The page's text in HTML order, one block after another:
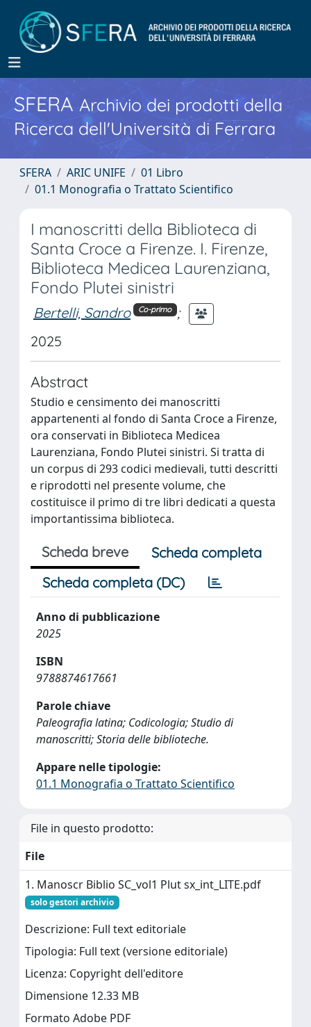
SFERA Archivio dei prodotti della
Ricerca dell'Università di Ferrara
SFERA ARIC UNIFE
01 Libro
01.1 Monografia o Trattato Scientifico
I manoscritti della Biblioteca di
Santa Croce a Firenze. I. Firenze,
Biblioteca Medicea Laurenziana,
Fondo Plutei sinistri
Bertelli, Sandro Co-primo ;
2025
Abstract
Studio e censimento dei manoscritti
appartenenti al fondo di Santa Croce a Firenze,
ora conservati in Biblioteca Medicea
Laurenziana, Fondo Plutei sinistri. Si tratta di
un corpus di 293 codici medievali, tutti descritti
e riprodotti nel presente volume, che
costituisce il primo di tre libri dedicati a questa
importantissima biblioteca.
Scheda breve
Scheda completa
Scheda completa (DC)
Anno di pubblicazione
2025
ISBN
9788874617661
Parole chiave
Paleografia latina; Codicologia; Studio di
manoscritti; Storia delle biblioteche.
Appare nelle tipologie:
01.1 Monografia o Trattato Scientifico
File in questo prodotto:
File
1. Manoscr Biblio SC_vol1 Plut sx_int_LITE.pdf
solo gestori archivio
Descrizione: Full text editoriale
Tipologia: Full text (versione editoriale)
Licenza: Copyright dell'editore
Dimensione 12.33 MB
Formato Adobe PDF